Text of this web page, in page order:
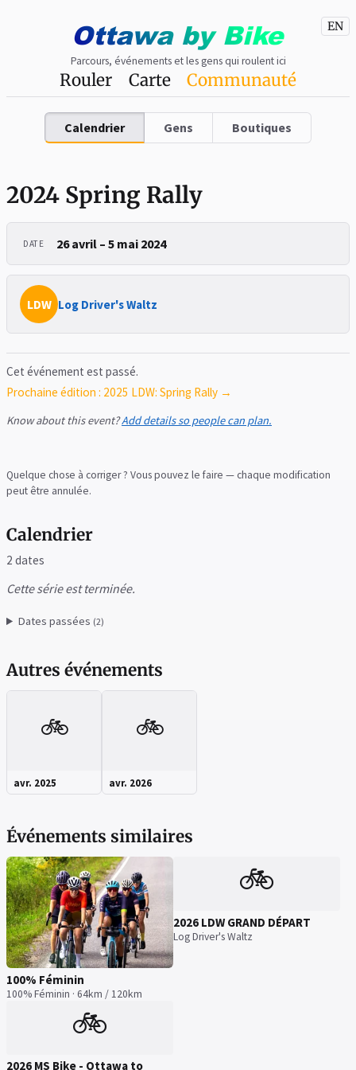
Ottawaby Bike
Parcours, événements et les gens qui roulent ici
EN
Rouler Carte Communauté
Calendrier Gens Boutiques
2024 Spring Rally
DATE 26 avril – 5 mai 2024
LDW Log Driver's Waltz
Cet événement est passé.
Prochaine édition : 2025 LDW: Spring Rally →
Know about this event?Add details so people can plan.
Quelque chose à corriger ? Vous pouvez le faire — chaque modification
peut être annulée.
Calendrier
2 dates
Cette série est terminée.
Dates passées (2)
Autres événements
🚲
avr. 2025
🚲
avr. 2026
Événements similaires
100% Féminin
100% Féminin · 64km / 120km
🚲
2026 LDW GRAND DÉPART
Log Driver's Waltz
🚲
2026 MS Bike - Ottawa to